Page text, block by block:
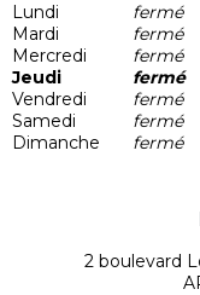
Lundi
fermé
Mardi
fermé
Mercredi
fermé
Jeudi
fermé
Vendredi
fermé
Samedi
fermé
Dimanche
fermé
2 boulevard